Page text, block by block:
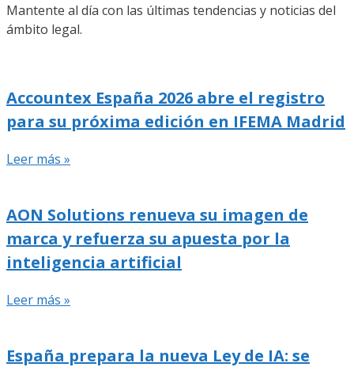
Mantente al día con las últimas tendencias y noticias del
ámbito legal.
Accountex España 2026 abre el registro
para su próxima edición en IFEMA Madrid
Leer más »
AON Solutions renueva su imagen de
marca y refuerza su apuesta por la
inteligencia artificial
Leer más »
España prepara la nueva Ley de IA: se